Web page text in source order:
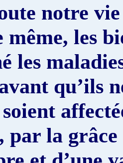
notre
même, les
les
qu’ils
par la grâce